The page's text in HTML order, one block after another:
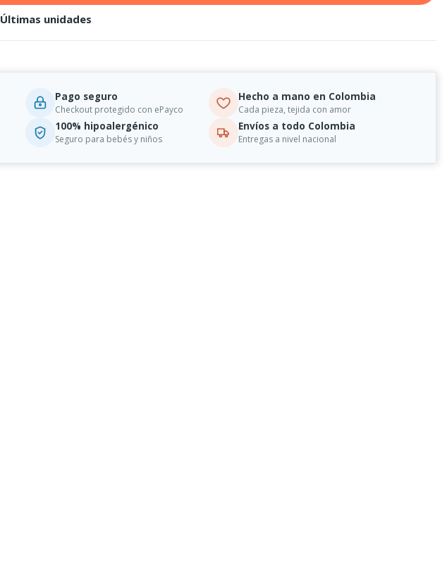
Últimas unidades
Pago seguro
Checkout protegido con ePayco
Hecho a mano en Colombia
Cada pieza, tejida con amor
100% hipoalergénico
Seguro para bebés y niños
Envíos a todo Colombia
Entregas a nivel nacional